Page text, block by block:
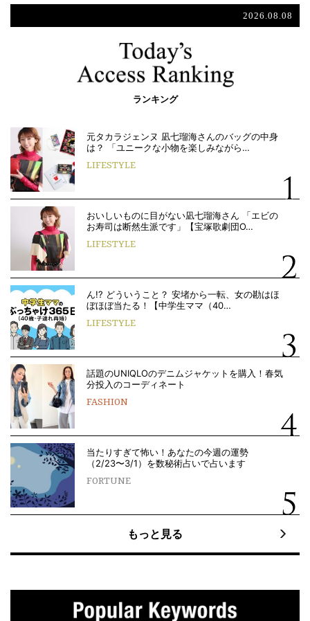
2026.08.08
ランキング
元タカラジェンヌ 凪七瑠海さんのバッグの中身
は？ 「ユニークな小物を楽しみながら…
LIFESTYLE
おいしいものに目がない凪七瑠海さん 「エビの
お寿司は断然生派です」【宝塚歌劇団O…
LIFESTYLE
ん!? どういうこと？ 安堵から一転、女の勘はほ
ぼほぼ当たる！【中学生ママ（40…
LIFESTYLE
話題のUNIQLOのデニムジャケットを購入！春気
分投入のコーディネート
FASHION
当たりすぎて怖い！あなたの今週の運勢
（2/23〜3/1）を数秘術占いで占います
FORTUNE
もっと見る